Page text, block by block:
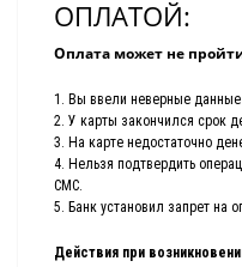
ОПЛАТОЙ:
Оплата может не
1. Вы ввели неверные
2. У карты закончился срок
3. На карте недостаточно
4. Нельзя подтвердить
СМС.
5. Банк установил запрет на
Действия при